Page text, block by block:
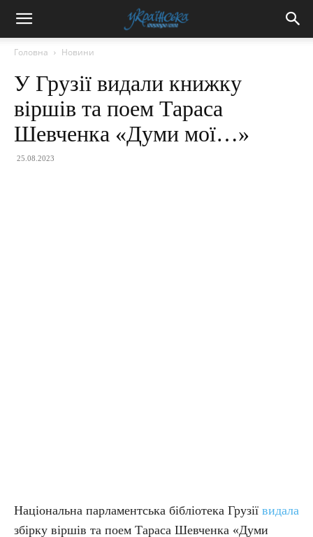
Головна Новини
У Грузії видали книжку
віршів та поем Тараса
Шевченка «Думи мої…»
25.08.2023
Національна парламентська бібліотека Грузії видала
збірку віршів та поем Тараса Шевченка «Думи